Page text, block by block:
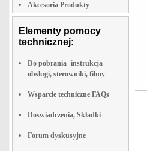
Akcesoria Produkty
Elementy pomocy
technicznej:
Do pobrania- instrukcja
obslugi, sterowniki, filmy
Wsparcie techniczne FAQs
Doswiadczenia, Składki
Forum dyskusyjne